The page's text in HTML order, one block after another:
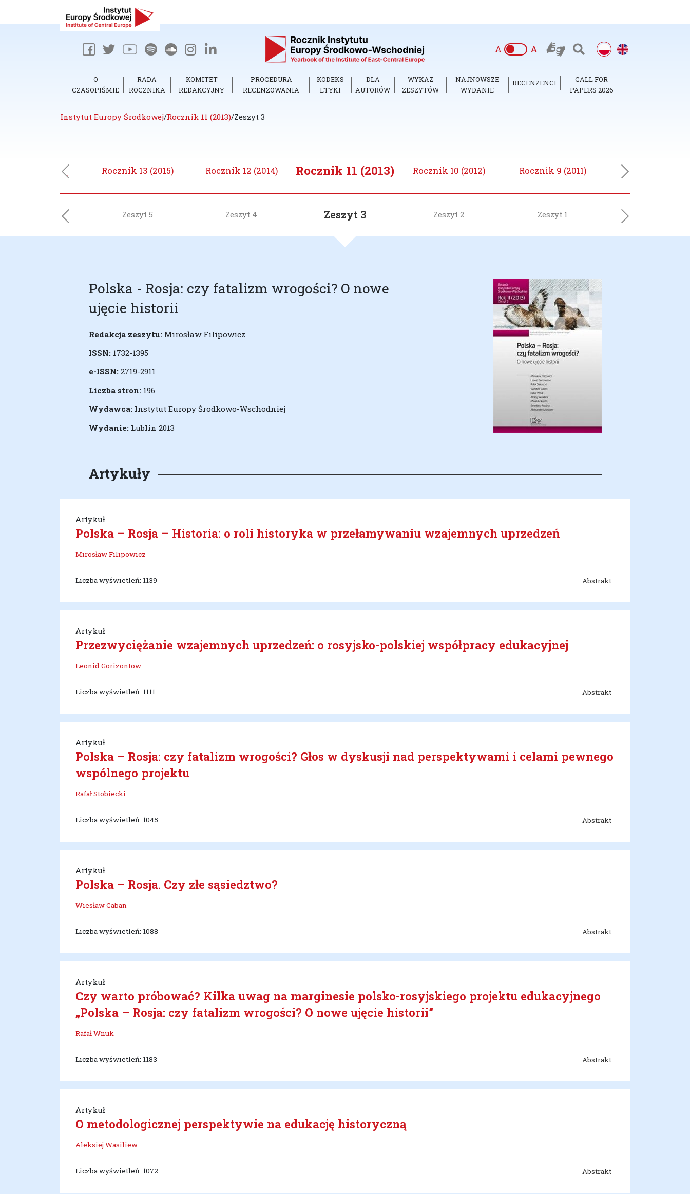
A A
O
CZASOPIŚMIE
RADA
ROCZNIKA
KOMITET
REDAKCYJNY
PROCEDURA
RECENZOWANIA
KODEKS
ETYKI
DLA
AUTORÓW
WYKAZ
ZESZYTÓW
NAJNOWSZE
WYDANIE
RECENZENCI
CALL FOR
PAPERS 2026
Instytut Europy Środkowej/Rocznik 11 (2013)/Zeszyt 3
Previous
14 (2016) Rocznik 13 (2015) Rocznik 12 (2014) Rocznik 11 (2013) Rocznik 10 (2012) Rocznik 9 (2011) Rocznik 8 (2010)
Next
Previous
Zeszyt 5 Zeszyt 4 Zeszyt 3 Zeszyt 2
Zeszyt 1
Next
Polska - Rosja: czy fatalizm wrogości? O nowe
ujęcie historii
Redakcja zeszytu:Mirosław Filipowicz
ISSN: 1732-1395
e-ISSN: 2719-2911
Liczba stron: 196
Wydawca: Instytut Europy Środkowo-Wschodniej
Wydanie: Lublin 2013
Artykuły
Artykuł
Polska – Rosja – Historia: o roli historyka w przełamywaniu wzajemnych uprzedzeń
Mirosław Filipowicz
Liczba wyświetleń: 1139 Abstrakt
Artykuł
Przezwyciężanie wzajemnych uprzedzeń: o rosyjsko-polskiej współpracy edukacyjnej
Leonid Gorizontow
Liczba wyświetleń: 1111 Abstrakt
Artykuł
Polska – Rosja: czy fatalizm wrogości? Głos w dyskusji nad perspektywami i celami pewnego
wspólnego projektu
Rafał Stobiecki
Liczba wyświetleń: 1045 Abstrakt
Artykuł
Polska – Rosja. Czy złe sąsiedztwo?
Wiesław Caban
Liczba wyświetleń: 1088 Abstrakt
Artykuł
Czy warto próbować? Kilka uwag na marginesie polsko-rosyjskiego projektu edukacyjnego
„Polska – Rosja: czy fatalizm wrogości? O nowe ujęcie historii”
Rafał Wnuk
Liczba wyświetleń: 1183 Abstrakt
Artykuł
O metodologicznej perspektywie na edukację historyczną
Aleksiej Wasiliew
Liczba wyświetleń: 1072 Abstrakt